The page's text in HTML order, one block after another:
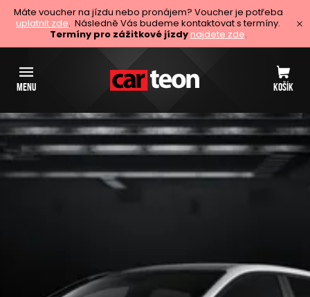
Máte voucher na jízdu nebo pronájem? Voucher je potřeba
uplatnit zde. Následně Vás budeme kontaktovat s termíny.
Termíny pro zážitkové jízdy najdete zde.
MENU KOŠÍK